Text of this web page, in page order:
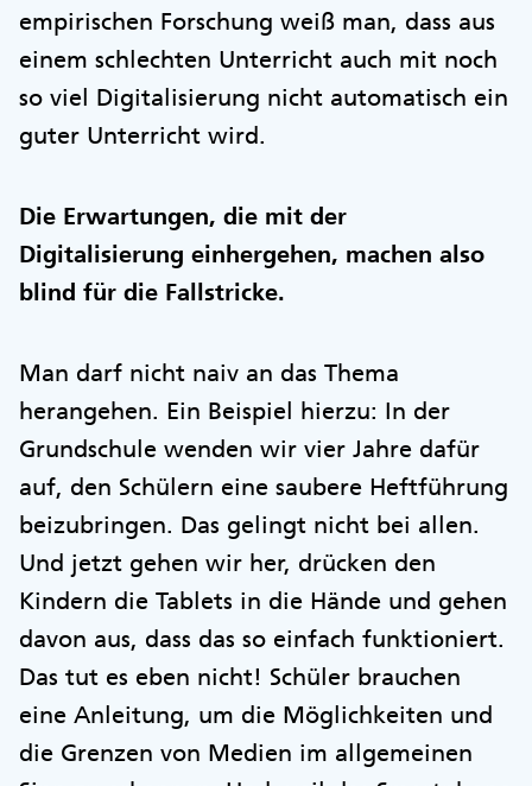
empirischen Forschung weiß man, dass aus
einem schlechten Unterricht auch mit noch
so viel Digitalisierung nicht automatisch ein
guter Unterricht wird.
Die Erwartungen, die mit der
Digitalisierung einhergehen, machen also
blind für die Fallstricke.
Man darf nicht naiv an das Thema
herangehen. Ein Beispiel hierzu: In der
Grundschule wenden wir vier Jahre dafür
auf, den Schülern eine saubere Heftführung
beizubringen. Das gelingt nicht bei allen.
Und jetzt gehen wir her, drücken den
Kindern die Tablets in die Hände und gehen
davon aus, dass das so einfach funktioniert.
Das tut es eben nicht! Schüler brauchen
eine Anleitung, um die Möglichkeiten und
die Grenzen von Medien im allgemeinen